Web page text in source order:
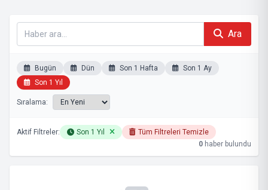
Ara
Bugün Dün Son 1 Hafta
Son 1 Ay
Son 1 Yıl
Sıralama:
Aktif Filtreler: Son 1 Yıl
Tüm Filtreleri Temizle
0 haber bulundu